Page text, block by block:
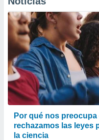
Por qué nos
rechazamos las leyes
la ciencia